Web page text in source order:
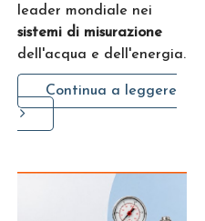
leader mondiale nei
sistemi di misurazione
dell'acqua e dell'energia.
Continua a leggere